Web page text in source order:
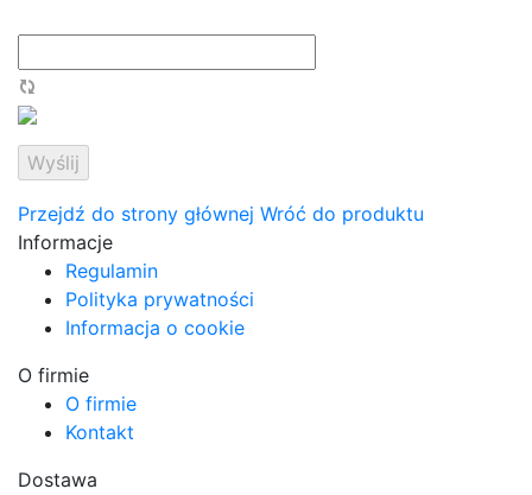
Przejdź do strony głównej Wróć do produktu
Informacje
Regulamin
Polityka prywatności
Informacja o cookie
O firmie
O firmie
Kontakt
Dostawa